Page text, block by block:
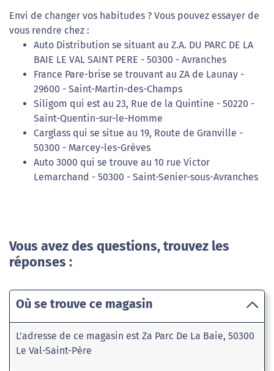
Envi de changer vos habitudes ? Vous pouvez essayer de
vous rendre chez :
Auto Distribution se situant au Z.A. DU PARC DE LA
BAIE LE VAL SAINT PERE - 50300 - Avranches
France Pare-brise se trouvant au ZA de Launay -
29600 - Saint-Martin-des-Champs
Siligom qui est au 23, Rue de la Quintine - 50220 -
Saint-Quentin-sur-le-Homme
Carglass qui se situe au 19, Route de Granville -
50300 - Marcey-les-Grèves
Auto 3000 qui se trouve au 10 rue Victor
Lemarchand - 50300 - Saint-Senier-sous-Avranches
Vous avez des questions, trouvez les
réponses :
Où se trouve ce magasin
L'adresse de ce magasin est Za Parc De La Baie, 50300
Le Val-Saint-Père